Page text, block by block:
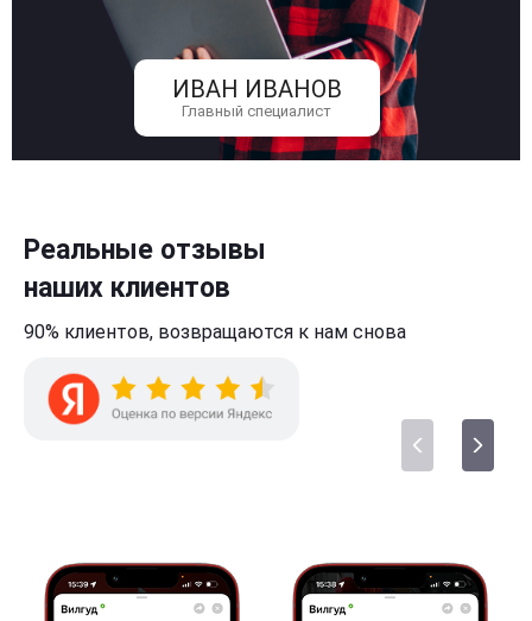
ИВАН ИВАНОВ
Главный специалист
Реальные отзывы
наших клиентов
90% клиентов, возвращаются к нам снова